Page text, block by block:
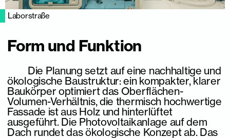
Laborstraße
Form und Funktion
Die Planung setzt auf eine nachhaltige und
ökologische Baustruktur: ein kompakter, klarer
Baukörper optimiert das Oberflächen-
Volumen-Verhältnis, die thermisch hochwertige
Fassade ist aus Holz und hinterlüftet
ausgeführt. Die Photovoltaikanlage auf dem
Dach rundet das ökologische Konzept ab. Das